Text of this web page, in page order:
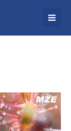
nicht.
nicht.